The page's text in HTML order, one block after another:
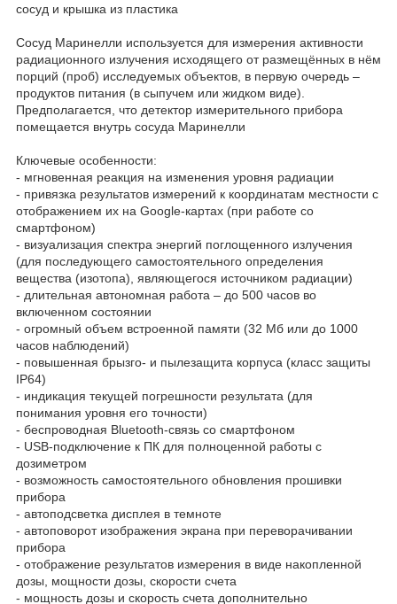
сосуд и крышка из пластика
Сосуд Маринелли используется для измерения активности
радиационного излучения исходящего от размещённых в нём
порций (проб) исследуемых объектов, в первую очередь –
продуктов питания (в сыпучем или жидком виде).
Предполагается, что детектор измерительного прибора
помещается внутрь сосуда Маринелли
Ключевые особенности:
- мгновенная реакция на изменения уровня радиации
- привязка результатов измерений к координатам местности с
отображением их на Google-картах (при работе со
смартфоном)
- визуализация спектра энергий поглощенного излучения
(для последующего самостоятельного определения
вещества (изотопа), являющегося источником радиации)
- длительная автономная работа – до 500 часов во
включенном состоянии
- огромный объем встроенной памяти (32 Мб или до 1000
часов наблюдений)
- повышенная брызго- и пылезащита корпуса (класс защиты
IP64)
- индикация текущей погрешности результата (для
понимания уровня его точности)
- беспроводная Bluetooth-связь со смартфоном
- USB-подключение к ПК для полноценной работы с
дозиметром
- возможность самостоятельного обновления прошивки
прибора
- автоподсветка дисплея в темноте
- автоповорот изображения экрана при переворачивании
прибора
- отображение результатов измерения в виде накопленной
дозы, мощности дозы, скорости счета
- мощность дозы и скорость счета дополнительно